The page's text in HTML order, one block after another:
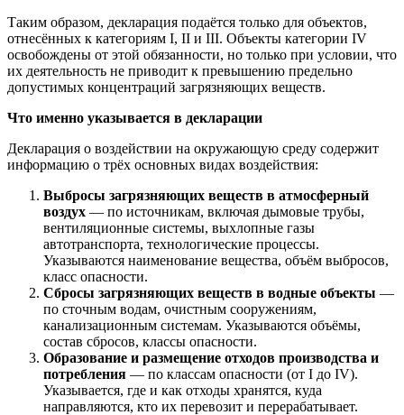
Таким образом, декларация подаётся только для объектов,
отнесённых к категориям I, II и III. Объекты категории IV
освобождены от этой обязанности, но только при условии, что
их деятельность не приводит к превышению предельно
допустимых концентраций загрязняющих веществ.
Что именно указывается в декларации
Декларация о воздействии на окружающую среду содержит
информацию о трёх основных видах воздействия:
Выбросы загрязняющих веществ в атмосферный
воздух — по источникам, включая дымовые трубы,
вентиляционные системы, выхлопные газы
автотранспорта, технологические процессы.
Указываются наименование вещества, объём выбросов,
класс опасности.
Сбросы загрязняющих веществ в водные объекты —
по сточным водам, очистным сооружениям,
канализационным системам. Указываются объёмы,
состав сбросов, классы опасности.
Образование и размещение отходов производства и
потребления — по классам опасности (от I до IV).
Указывается, где и как отходы хранятся, куда
направляются, кто их перевозит и перерабатывает.